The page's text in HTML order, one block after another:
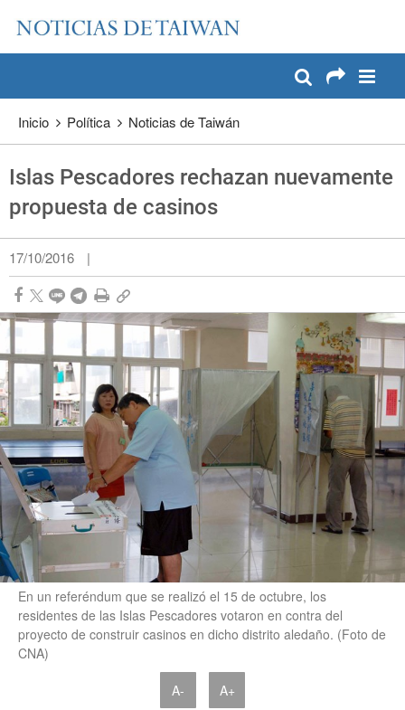
Pase a contenido principal
Inicio Política Noticias de Taiwán
Islas Pescadores rechazan nuevamente
propuesta de casinos
17/10/2016 |
En un referéndum que se realizó el 15 de octubre, los
residentes de las Islas Pescadores votaron en contra del
proyecto de construir casinos en dicho distrito aledaño. (Foto de
CNA)
A- A+